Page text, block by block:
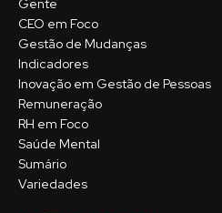
Gente
CEO em Foco
Gestão de Mudanças
Indicadores
Inovação em Gestão de Pessoas
Remuneração
RH em Foco
Saúde Mental
Sumário
Variedades